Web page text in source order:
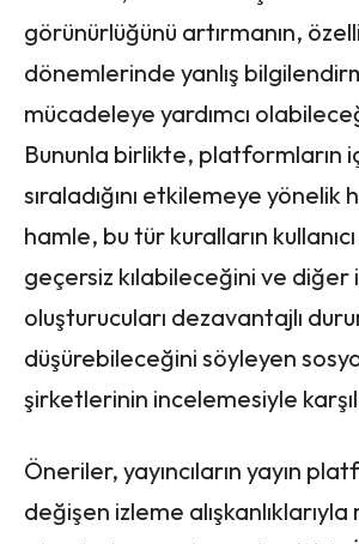
görünürlüğünü artırmanın,
dönemlerinde yanlış
mücadeleye yardımcı
Bununla birlikte, platformların
sıraladığını etkilemeye yönelik
hamle, bu tür kuralların
geçersiz kılabileceğini ve diğer
oluşturucuları dezavantajlı
düşürebileceğini söyleyen
şirketlerinin incelemesiyle
Öneriler, yayıncıların yayın
değişen izleme